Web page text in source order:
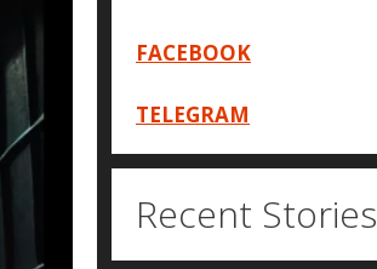
FACEBOOK
TELEGRAM
Recent Stories